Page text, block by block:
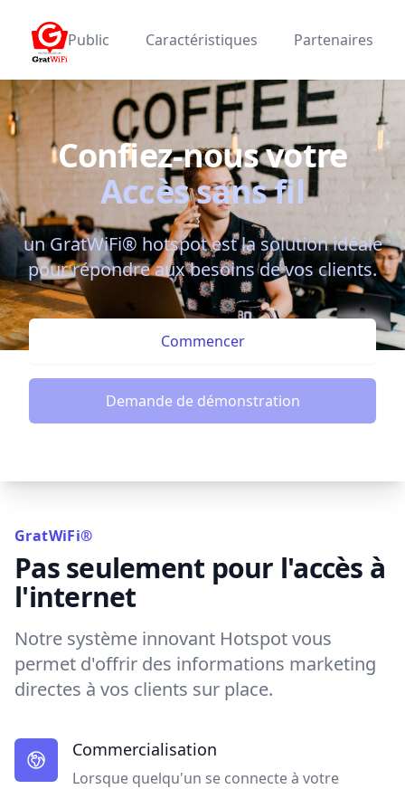
GratWiFiPublic Caractéristiques Partenaires
Confiez-nous votre
Accès sans fil
un GratWiFi® hotspot est la solution idéale
pour répondre aux besoins de vos clients.
Commencer
Demande de démonstration
GratWiFi®
Pas seulement pour l'accès à
l'internet
Notre système innovant Hotspot vous
permet d'offrir des informations marketing
directes à vos clients sur place.
Commercialisation
Lorsque quelqu'un se connecte à votre